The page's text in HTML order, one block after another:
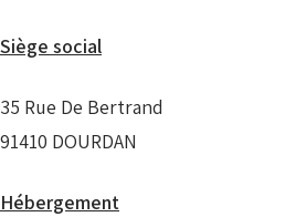
Siège social
35 Rue De Bertrand
91410 DOURDAN
Hébergement